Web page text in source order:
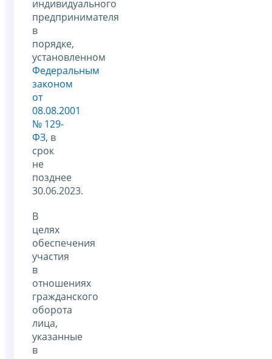
индивидуального
предпринимателя
в
порядке,
установленном
Федеральным
законом
от
08.08.2001
№ 129-
ФЗ, в
срок
не
позднее
30.06.2023.
В
целях
обеспечения
участия
в
отношениях
гражданского
оборота
лица,
указанные
в